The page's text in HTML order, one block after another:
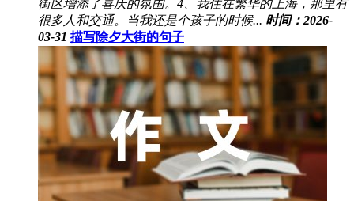
街区增添了喜庆的氛围。4、我住在繁华的上海，那里有
很多人和交通。当我还是个孩子的时候... 时间：2026-
03-31 描写除夕大街的句子